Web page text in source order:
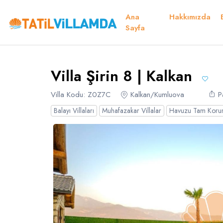
Ana
Sayfa
Hakkımızda
Villa Şirin 8 | Kalkan
Villa Kodu: Z0Z7C Kalkan/Kumluova
Balayı Villaları Muhafazakar Villalar Havuzu Tam
Detaylar Fiyatlar Müsaitlik Takvimi
Dil Seçiniz
Russian
Kur Seçiniz
Favorilerim
Müsaitlik Takvimi
Müsaitlik Takvimi